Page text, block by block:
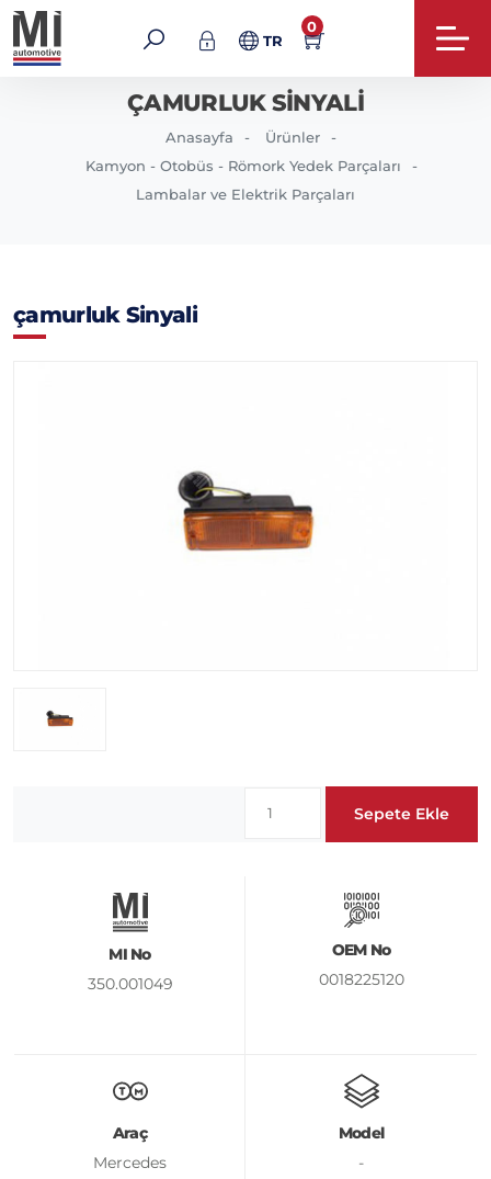
TR
0
ÇAMURLUK SINYALI
Anasayfa
Ürünler
Kamyon - Otobüs - Römork Yedek Parçaları
Lambalar ve Elektrik Parçaları
çamurluk Sinyali
Sepete Ekle
MI No
350.001049
OEM No
0018225120
Araç
Mercedes
Model
-